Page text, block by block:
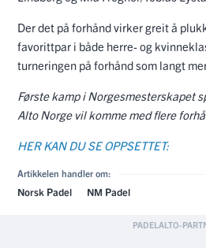
Der det på forhånd virker greit å
favorittpar i både herre- og
turneringen på forhånd som langt
Første kamp i Norgesmesterskapet
Alto Norge vil komme med flere
HER KAN DU SE OPPSETTET:
Artikkelen handler om:
Norsk Padel NM Padel